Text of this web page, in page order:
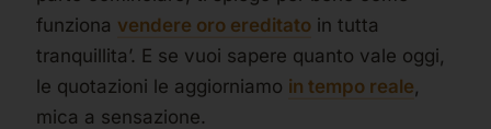
funziona vendere oro ereditato in tutta
tranquillita’. E se vuoi sapere quanto vale oggi,
le quotazioni le aggiorniamo in tempo reale,
mica a sensazione.